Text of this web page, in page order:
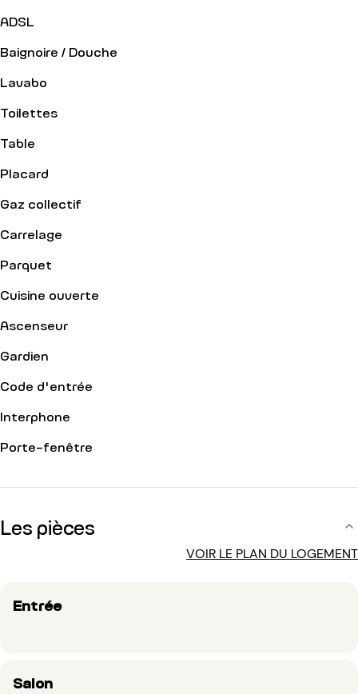
ADSL
Baignoire / Douche
Lavabo
Toilettes
Table
Placard
Gaz collectif
Carrelage
Parquet
Cuisine ouverte
Ascenseur
Gardien
Code d'entrée
Interphone
Porte-fenêtre
Les pièces
VOIR LE PLAN DU LOGEMENT
Entrée
Salon